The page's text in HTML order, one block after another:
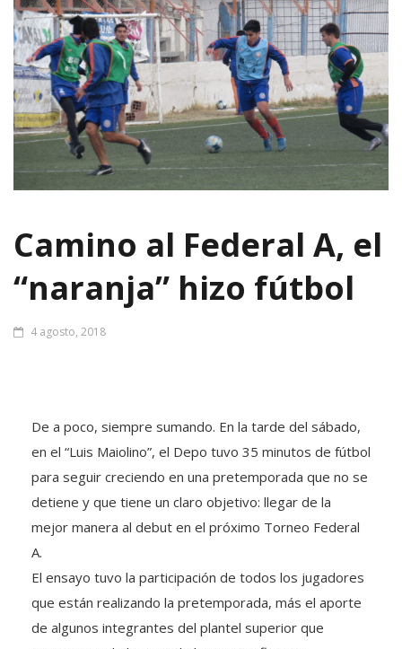
Camino al Federal A, el
“naranja” hizo fútbol
4 agosto, 2018
De a poco, siempre sumando. En la tarde del sábado,
en el “Luis Maiolino”, el Depo tuvo 35 minutos de fútbol
para seguir creciendo en una pretemporada que no se
detiene y que tiene un claro objetivo: llegar de la
mejor manera al debut en el próximo Torneo Federal
A.
El ensayo tuvo la participación de todos los jugadores
que están realizando la pretemporada, más el aporte
de algunos integrantes del plantel superior que